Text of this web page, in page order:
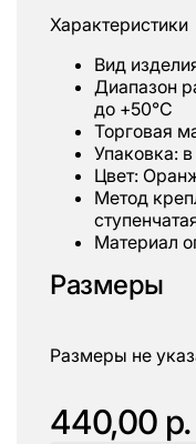
Характеристики
Вид
Диапазон
до +50°С
Торговая
Упаковка:
Цвет:
Метод
Материал
Размеры
Размеры не
440,00 р.